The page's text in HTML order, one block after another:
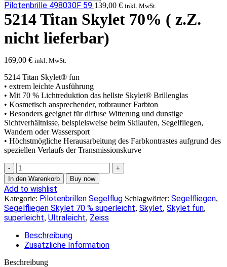
Pilotenbrille 498030F 59 139,00 € inkl. MwSt.
5214 Titan Skylet 70% ( z.Z.
nicht lieferbar)
169,00 € inkl. MwSt.
5214 Titan Skylet® fun
• extrem leichte Ausführung
• Mit 70 % Lichtreduktion das hellste Skylet® Brillenglas
• Kosmetisch ansprechender, rotbrauner Farbton
• Besonders geeignet für diffuse Witterung und dunstige
Sichtverhältnisse, beispielsweise beim Skilaufen, Segelfliegen,
Wandern oder Wassersport
• Höchstmögliche Herausarbeitung des Farbkontrastes aufgrund des
speziellen Verlaufs der Transmissionskurve
5214
Titan
Skylet
70%
(
z.Z.
nicht
lieferbar)
Menge
In den Warenkorb Buy now
Add to wishlist
Kategorie: Pilotenbrillen Segelflug Schlagwörter: Segelfliegen,
Segelfliegen Skylet 70 % superleicht, Skylet, Skylet fun,
superleicht, Ultraleicht, Zeiss
Beschreibung
Zusätzliche Information
Beschreibung